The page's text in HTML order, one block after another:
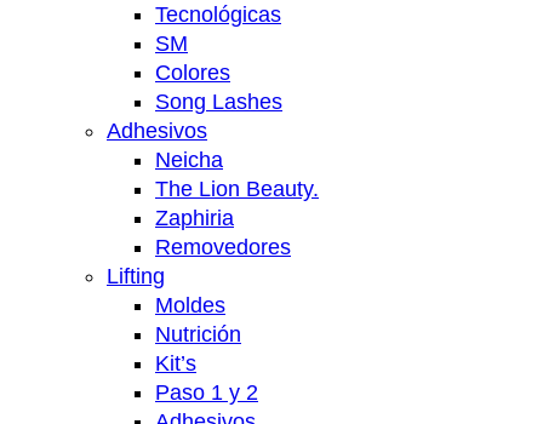
Tecnológicas
SM
Colores
Song Lashes
Adhesivos
Neicha
The Lion Beauty.
Zaphiria
Removedores
Lifting
Moldes
Nutrición
Kit’s
Paso 1 y 2